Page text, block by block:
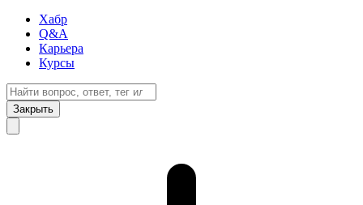
Хабр
Q&A
Карьера
Курсы
Закрыть